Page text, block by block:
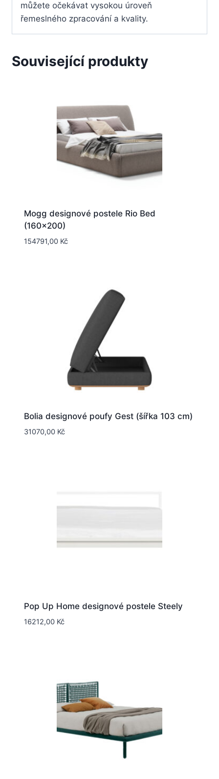
můžete očekávat vysokou úroveň
řemeslného zpracování a kvality.
Související produkty
Mogg designové postele Rio Bed
(160×200)
154791,00 Kč
Bolia designové poufy Gest (šířka 103 cm)
31070,00 Kč
Pop Up Home designové postele Steely
16212,00 Kč